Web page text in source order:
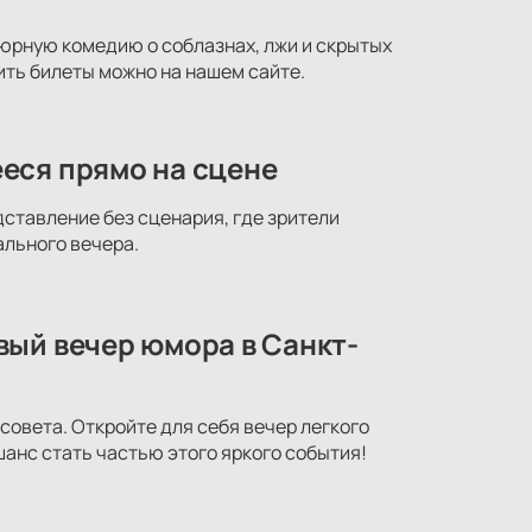
комедию о соблазнах, лжи и скрытых
билеты можно на нашем сайте.
прямо на сцене
без сценария, где зрители
вечера.
вечер юмора в Санкт-
Откройте для себя вечер легкого
стать частью этого яркого события!